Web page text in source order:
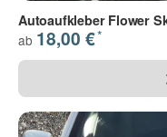
Autoaufkleber Flower
ab 18,00 €*